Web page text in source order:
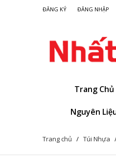
ĐĂNG KÝ ĐĂNG NHẬP
Trang Chủ
Nguyên
Trang chủ / Túi Nhựa